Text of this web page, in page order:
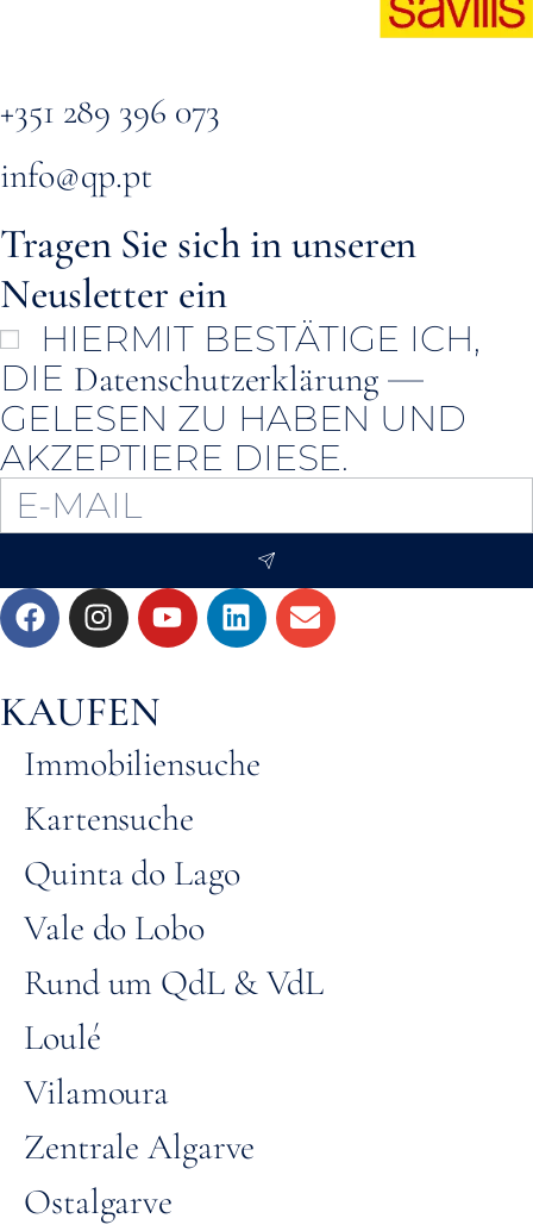
+351 289 396 073
info@qp.pt
Tragen Sie sich in unseren
Neusletter ein
HIERMIT BESTÄTIGE ICH,
DIE Datenschutzerklärung—
GELESEN ZU HABEN UND
AKZEPTIERE DIESE.
KAUFEN
Immobiliensuche
Kartensuche
Quinta do Lago
Vale do Lobo
Rund um QdL & VdL
Loulé
Vilamoura
Zentrale Algarve
Ostalgarve